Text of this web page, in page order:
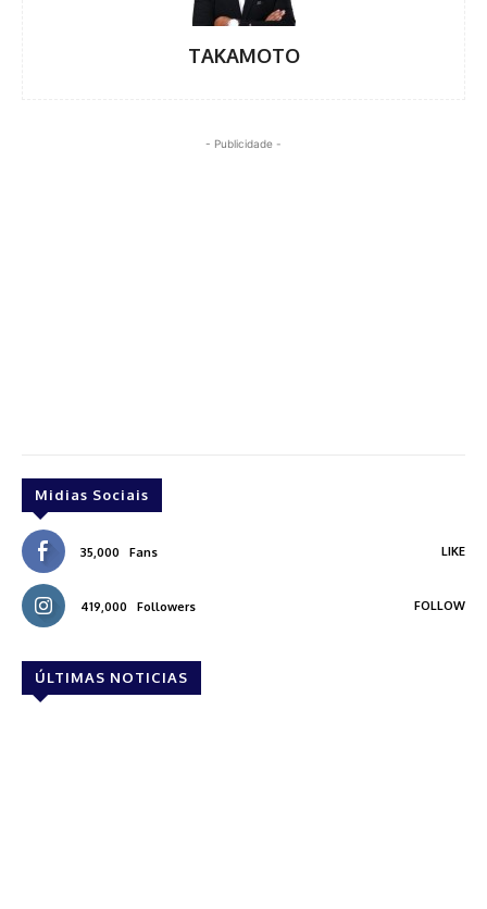
TAKAMOTO
- Publicidade -
Midias Sociais
35,000 Fans LIKE
419,000 Followers FOLLOW
ÚLTIMAS NOTICIAS